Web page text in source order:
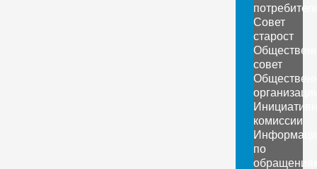
Совет
старост
совет
комиссии
по